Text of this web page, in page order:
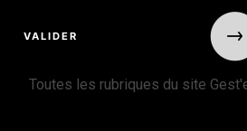
Toutes les rubriques du site